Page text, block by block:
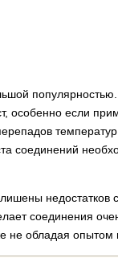
особенно если
соединений
недостатков
соединения
не обладая опытом